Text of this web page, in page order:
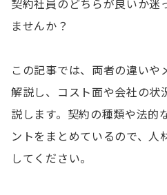
契約社員のどちらが良いか迷
ませんか？
この記事では、両者の違いや
解説し、コスト面や会社の状
説します。契約の種類や法的
ントをまとめているので、人
してください。